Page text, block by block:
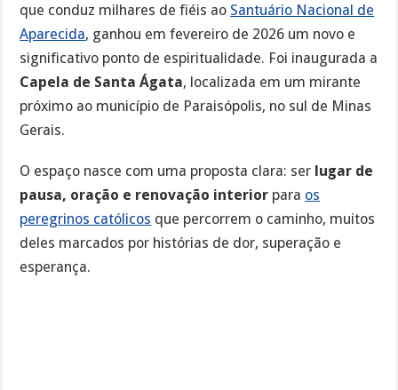
que conduz milhares de fiéis ao Santuário Nacional de
Aparecida, ganhou em fevereiro de 2026 um novo e
significativo ponto de espiritualidade. Foi inaugurada a
Capela de Santa Ágata, localizada em um mirante
próximo ao município de Paraisópolis, no sul de Minas
Gerais.
O espaço nasce com uma proposta clara: ser lugar de
pausa, oração e renovação interior para os
peregrinos católicos que percorrem o caminho, muitos
deles marcados por histórias de dor, superação e
esperança.